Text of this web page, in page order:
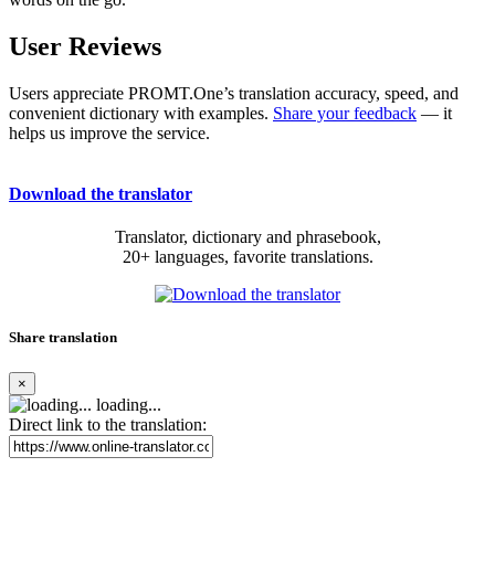
User Reviews
Users appreciate PROMT.One’s translation accuracy, speed, and
convenient dictionary with examples. Share your feedback — it
helps us improve the service.
Download the translator
Translator, dictionary and phrasebook,
20+ languages, favorite translations.
Share translation
×
loading...
Direct link to the translation: